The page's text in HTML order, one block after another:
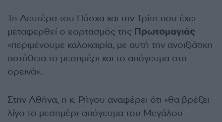
Τη Δευτέρα του Πάσχα και την Τρίτη που έχει
μεταφερθεί ο εορτασμός της Πρωτομαγιάς
«περιμένουμε καλοκαιρία, με αυτή την ανοιξιάτικη
αστάθεια το μεσημέρι και το απόγευμα στα
ορεινά».
Στην Αθήνα, η κ. Ρήγου αναφέρει ότι «θα βρέξει
λίγο το μεσημέρι-απόγευμα του Μεγάλου